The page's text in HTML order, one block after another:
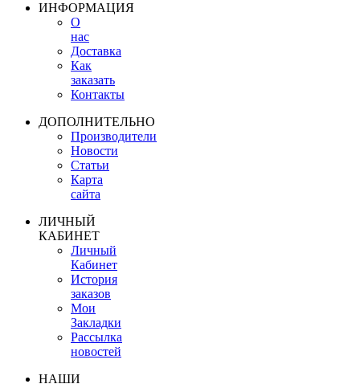
ИНФОРМАЦИЯ
О
нас
Доставка
Как
заказать
Контакты
ДОПОЛНИТЕЛЬНО
Производители
Новости
Статьи
Карта
сайта
ЛИЧНЫЙ
КАБИНЕТ
Личный
Кабинет
История
заказов
Мои
Закладки
Рассылка
новостей
НАШИ